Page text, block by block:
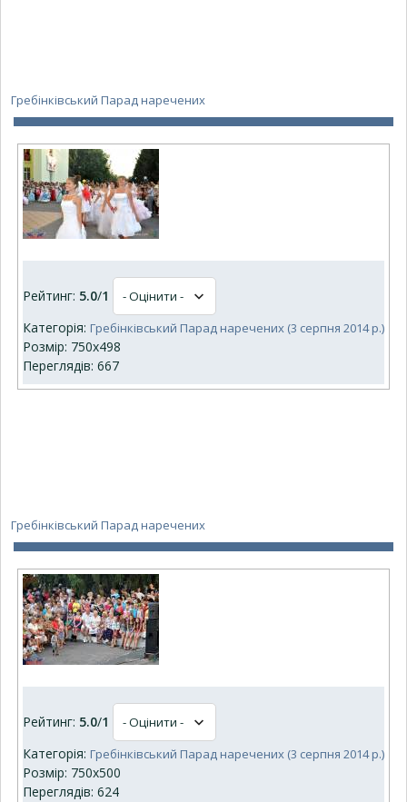
Гребінківський Парад наречених
Рейтинг: 5.0/1
Категорія: Гребінківський Парад наречених (3 серпня 2014 р.)
Розмір: 750x498
Переглядів: 667
Гребінківський Парад наречених
Рейтинг: 5.0/1
Категорія: Гребінківський Парад наречених (3 серпня 2014 р.)
Розмір: 750x500
Переглядів: 624